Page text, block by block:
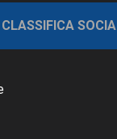
CLASSIFICA